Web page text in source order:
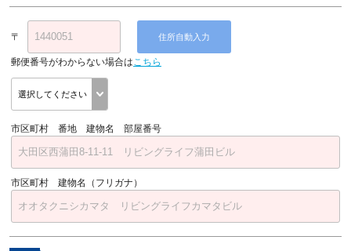
〒 住所自動入力
郵便番号がわからない場合はこちら
市区町村 番地 建物名 部屋番号
市区町村 建物名（フリガナ）